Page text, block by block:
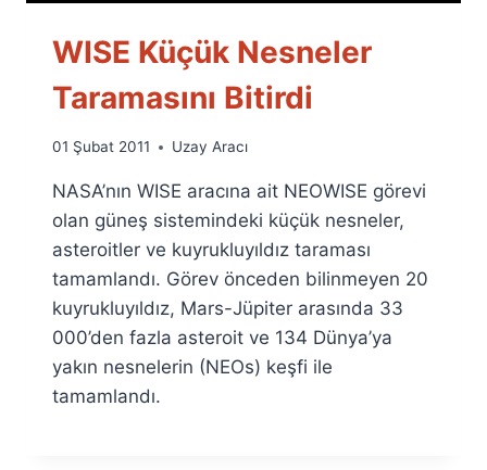
WISE Küçük Nesneler
Taramasını Bitirdi
By
Fuat
Özyar
01 Şubat 2011 Uzay Aracı
NASA’nın WISE aracına ait NEOWISE görevi
olan güneş sistemindeki küçük nesneler,
asteroitler ve kuyrukluyıldız taraması
tamamlandı. Görev önceden bilinmeyen 20
kuyrukluyıldız, Mars-Jüpiter arasında 33
000’den fazla asteroit ve 134 Dünya’ya
yakın nesnelerin (NEOs) keşfi ile
tamamlandı.